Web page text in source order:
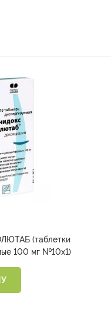
(таблетки
диспергируемые 100 мг №10х1)